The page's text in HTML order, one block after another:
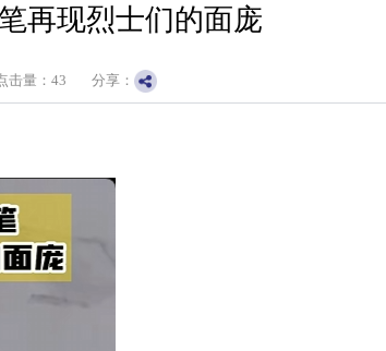
再现烈士们的面庞
击量： 43 分享：